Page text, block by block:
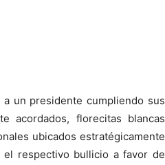
un presidente cumpliendo sus
acordados, florecitas blancas
ubicados estratégicamente
respectivo bullicio a favor de